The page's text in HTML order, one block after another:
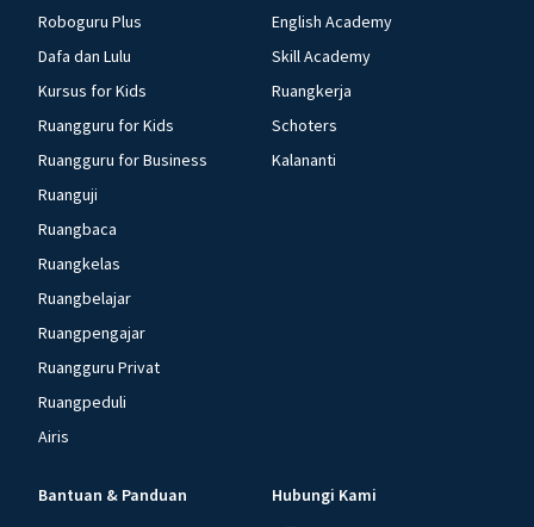
Roboguru Plus
Dafa dan Lulu
Kursus for Kids
Ruangguru for Kids
Ruangguru for Business
Ruanguji
Ruangbaca
Ruangkelas
Ruangbelajar
Ruangpengajar
Ruangguru Privat
Ruangpeduli
Airis
English Academy
Skill Academy
Ruangkerja
Schoters
Kalananti
Bantuan & Panduan Hubungi Kami